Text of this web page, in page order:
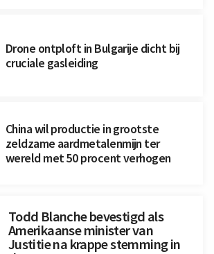
Drone ontploft in Bulgarije dicht bij
cruciale gasleiding
China wil productie in grootste
zeldzame aardmetalenmijn ter
wereld met 50 procent verhogen
Todd Blanche bevestigd als
Amerikaanse minister van
Justitie na krappe stemming in